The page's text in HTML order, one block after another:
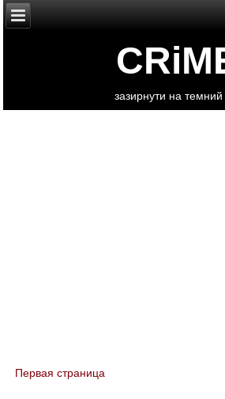
зазирнути на темний
You are here
Первая страница